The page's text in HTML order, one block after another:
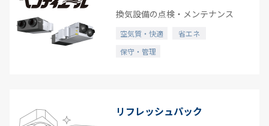
換気設備の点検・メンテナンス
空気質・快適
省エネ
保守・管理
リフレッシュパック